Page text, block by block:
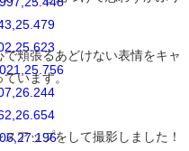
頬張るあどけない表情をキャ
います。
アップをして撮影しました！